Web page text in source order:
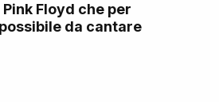
Floyd che per
da cantare